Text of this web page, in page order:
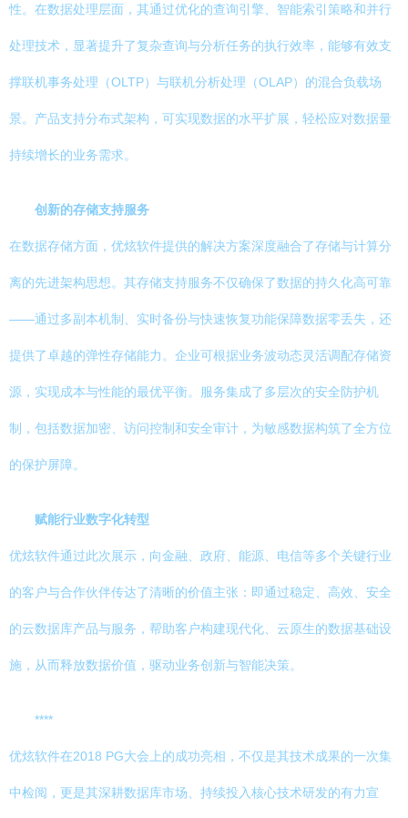
性。在数据处理层面，其通过优化的查询引擎、智能索引策略和并行
处理技术，显著提升了复杂查询与分析任务的执行效率，能够有效支
撑联机事务处理（OLTP）与联机分析处理（OLAP）的混合负载场
景。产品支持分布式架构，可实现数据的水平扩展，轻松应对数据量
持续增长的业务需求。
创新的存储支持服务
在数据存储方面，优炫软件提供的解决方案深度融合了存储与计算分
离的先进架构思想。其存储支持服务不仅确保了数据的持久化高可靠
——通过多副本机制、实时备份与快速恢复功能保障数据零丢失，还
提供了卓越的弹性存储能力。企业可根据业务波动态灵活调配存储资
源，实现成本与性能的最优平衡。服务集成了多层次的安全防护机
制，包括数据加密、访问控制和安全审计，为敏感数据构筑了全方位
的保护屏障。
赋能行业数字化转型
优炫软件通过此次展示，向金融、政府、能源、电信等多个关键行业
的客户与合作伙伴传达了清晰的价值主张：即通过稳定、高效、安全
的云数据库产品与服务，帮助客户构建现代化、云原生的数据基础设
施，从而释放数据价值，驱动业务创新与智能决策。
****
优炫软件在2018 PG大会上的成功亮相，不仅是其技术成果的一次集
中检阅，更是其深耕数据库市场、持续投入核心技术研发的有力宣